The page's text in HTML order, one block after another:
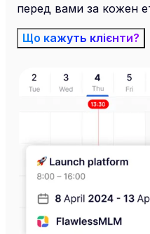
перед вами за кожен
Що кажуть клієнти?